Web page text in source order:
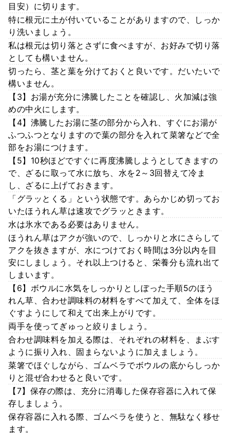
目安）に切ります。
特に根元に土が付いていることがありますので、しっか
り洗いましょう。
私は根元は切り落とさずに食べますが、お好みで切り落
としても構いません。
切ったら、茎と葉を分けておくと良いです。だいたいで
構いません。
【3】お湯が充分に沸騰したことを確認し、火加減は強
めの中火にします。
【4】沸騰したお湯に茎の部分から入れ、すぐにお湯が
ふつふつとなりますので葉の部分を入れて菜箸などで全
部をお湯につけます。
【5】10秒ほどですぐに再度沸騰しようとしてきますの
で、ざるに取って水に放ち、水を2～3回替えて冷ま
し、ざるに上げておきます。
「グラッとくる」という状態です。あらかじめ切ってお
いたほうれん草は速攻でグラッときます。
水は氷水である必要はありません。
ほうれん草はアクが強いので、しっかりと水にさらして
アクを抜きますが、水につけておく時間は3分以内を目
安にしましょう。それ以上つけると、栄養分も流れ出て
しまいます。
【6】ボウルに水気をしっかりとしぼった手順5のほう
れん草、合わせ調味料の材料をすべて加えて、全体をほ
ぐすようにして和えて出来上がりです。
両手を使ってぎゅっと絞りましょう。
合わせ調味料を加える際は、それぞれの材料を、まぶす
ように振り入れ、固まらないように加えましょう。
菜箸でほぐしながら、ゴムベラでボウルの底からしっか
りと混ぜ合わせると良いです。
【7】保存の際は、充分に消毒した保存容器に入れて保
存しましょう。
保存容器に入れる際、ゴムベラを使うと、無駄なく移せ
ます。